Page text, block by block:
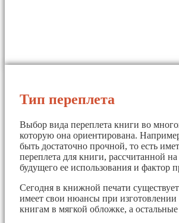
Тип переплета
Выбор вида переплета книги во
которую она ориентирована.
быть достаточно прочной, то есть
переплета для книги, рассчитанной
будущего ее использования и фактор
Сегодня в книжной печати
имеет свои нюансы при
книгам в мягкой обложке, а